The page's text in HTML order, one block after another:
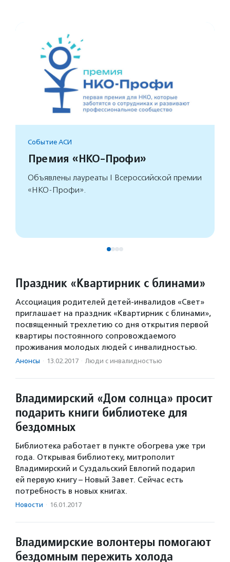
Событие АСИ
Премия «НКО-Профи»
Объявлены лауреаты I Всероссийской премии
«НКО-Профи».
Праздник «Квартирник с блинами»
Ассоциация родителей детей-инвалидов «Свет»
приглашает на праздник «Квартирник с блинами»,
посвященный трехлетию со дня открытия первой
квартиры постоянного сопровождаемого
проживания молодых людей с инвалидностью.
Анонсы · 13.02.2017 · Люди с инвалидностью
Владимирский «Дом солнца» просит
подарить книги библиотеке для
бездомных
Библиотека работает в пункте обогрева уже три
года. Открывая библиотеку, митрополит
Владимирский и Суздальский Евлогий подарил
ей первую книгу – Новый Завет. Сейчас есть
потребность в новых книгах.
Новости · 16.01.2017
Владимирские волонтеры помогают
бездомным пережить холода